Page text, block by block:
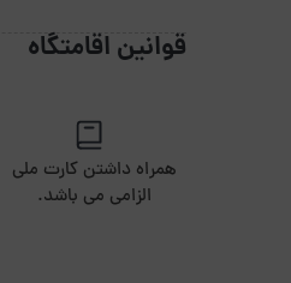
قوانین اقامتگاه
همراه داشتن کارت ملی
الزامی می باشد.